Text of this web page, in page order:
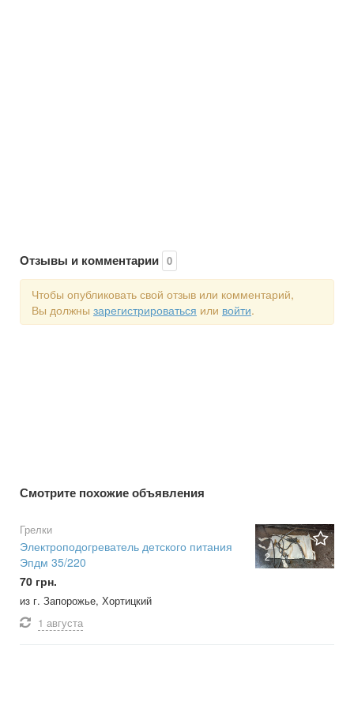
Отзывы и комментарии 0
Чтобы опубликовать свой отзыв или комментарий,
Вы должны зарегистрироваться или войти.
Смотрите похожие объявления
2
Грелки
Электроподогреватель детского питания
Эпдм 35/220
70 грн.
из г. Запорожье, Хортицкий
1 августа